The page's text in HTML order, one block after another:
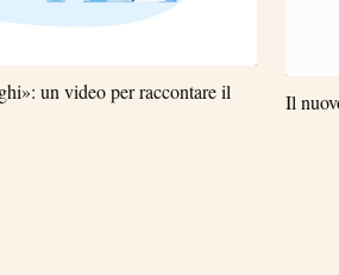
un video per raccontare il
Il